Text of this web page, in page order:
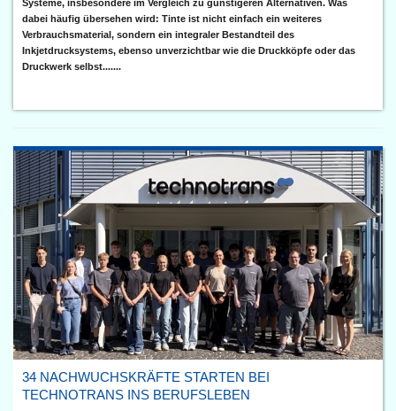
Systeme, insbesondere im Vergleich zu günstigeren Alternativen. Was
dabei häufig übersehen wird: Tinte ist nicht einfach ein weiteres
Verbrauchsmaterial, sondern ein integraler Bestandteil des
Inkjetdrucksystems, ebenso unverzichtbar wie die Druckköpfe oder das
Druckwerk selbst.......
34 NACHWUCHSKRÄFTE STARTEN BEI
TECHNOTRANS INS BERUFSLEBEN